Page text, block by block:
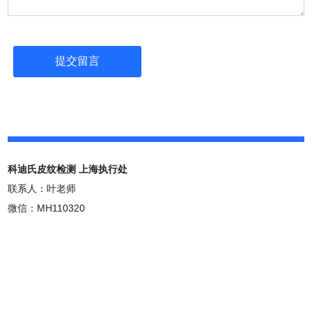
科迪氏皮纹检测 上海执行处
联系人：叶老师
微信：MH110320